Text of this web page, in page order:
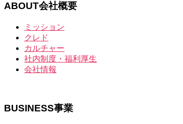
ABOUT会社概要
ミッション
クレド
カルチャー
社内制度・福利厚生
会社情報
BUSINESS事業